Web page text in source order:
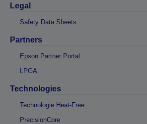
Legal
Safety Data Sheets
Partners
Epson Partner Portal
LPGA
Technologies
Technologie Heat-Free
PrecisionCore